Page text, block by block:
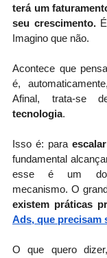
terá um
seu crescimento. É
Imagino que não.
Acontece que
é,
Afinal, trata-se
tecnologia.
Isso é: para
fundamental
esse é um
existem práticas
Ads, que precisam
O que quero